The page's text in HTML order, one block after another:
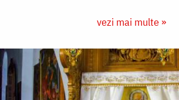
vezi mai multe »